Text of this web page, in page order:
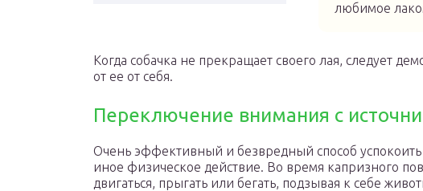
любимое
Когда собачка не прекращает своего лая, следует
от ее от себя.
Переключение внимания с
Очень эффективный и безвредный способ
иное физическое действие. Во время капризного
двигаться, прыгать или бегать, подзывая к себе